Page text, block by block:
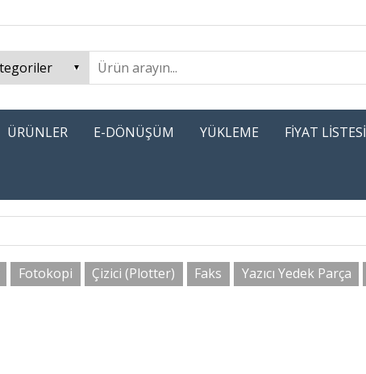
ÜRÜNLER E-DÖNÜŞÜM YÜKLEME FİYAT LİSTESİ
Fotokopi Çizici (Plotter) Faks Yazıcı Yedek Parça